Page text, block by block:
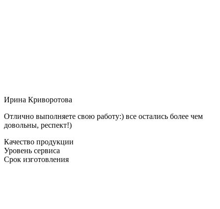
Ирина Криворотова
Отлично выполняете свою работу:) все остались более чем
довольны, респект!)
Качество продукции
Уровень сервиса
Срок изготовления